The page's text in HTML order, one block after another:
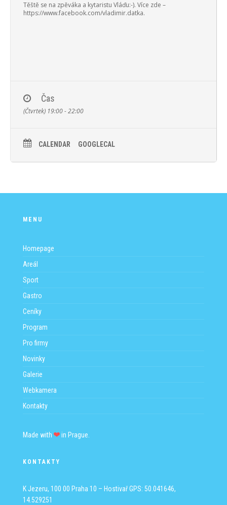
Těště se na zpěváka a kytaristu Vláďu:-). Více zde –
https://www.facebook.com/vladimir.datka.
Čas
(Čtvrtek) 19:00 - 22:00
CALENDAR GOOGLECAL
MENU
Homepage
Areál
Sport
Gastro
Ceníky
Program
Pro firmy
Novinky
Galerie
Webkamera
Kontakty
Made with in Prague.
KONTAKTY
K Jezeru, 100 00 Praha 10 – HostivařGPS: 50.041646,
14.529251